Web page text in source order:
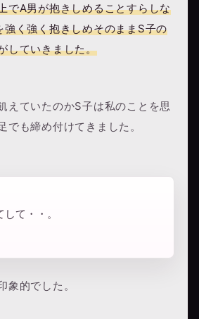
でA男が抱きしめることすらしな
強く強く抱きしめそのままS子の
していきました。
えていたのかS子は私のことを思
でも締め付けてきました。
て・・。
象的でした。